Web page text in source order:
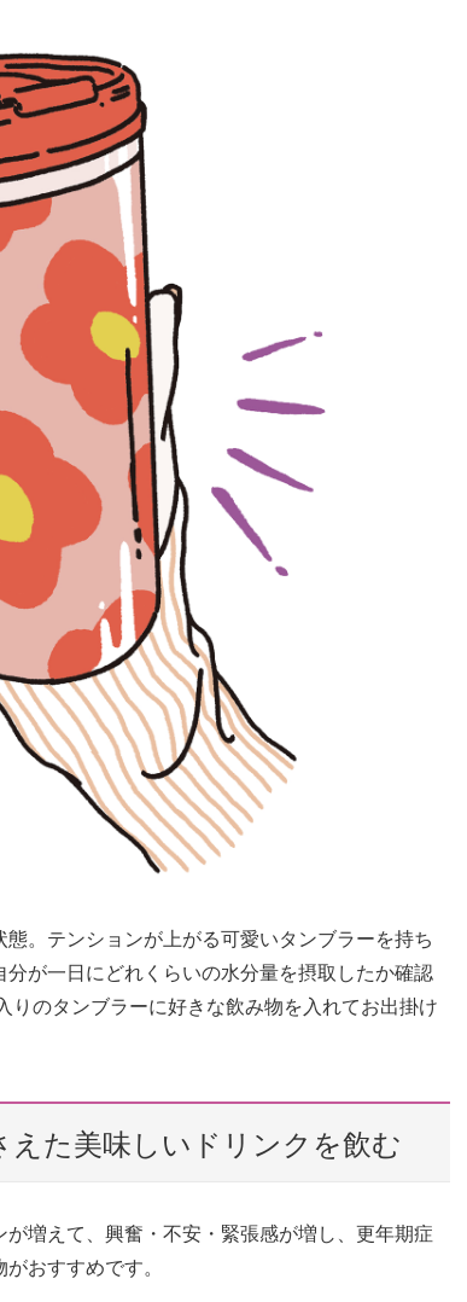
。テンションが上がる可愛いタンブラーを持ち
が一日にどれくらいの水分量を摂取したか確認
りのタンブラーに好きな飲み物を入れてお出掛け
た美味しいドリンクを飲む
増えて、興奮・不安・緊張感が増し、更年期症
おすすめです。